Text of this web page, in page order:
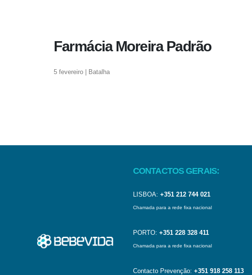
Farmácia Moreira Padrão
5 fevereiro | Batalha
CONTACTOS GERAIS:
LISBOA: +351 212 744 021
Chamada para a rede fixa nacional
PORTO: +351 228 328 411
Chamada para a rede fixa nacional
Contacto Prevenção: +351 918 258 113